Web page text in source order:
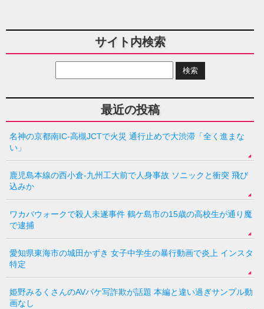
サイト内検索
最近の投稿
名神の京都南IC-高槻JCTで火災 通行止めで大渋滞「全く進まな
い」
鹿児島本線の西小倉-九州工大前で人身事故 ソニックと衝突 飛び
込みか
ワカバウォークで殺人未遂事件 鶴ケ島市の15歳の高校生が通り魔
で逮捕
愛知県東海市の城田かずき 女子中学生の暴行動画で炎上 インスタ
特定
姫野みるくさんのAVパケ写詐欺が話題 本編と違い過ぎサンプル動
画なし